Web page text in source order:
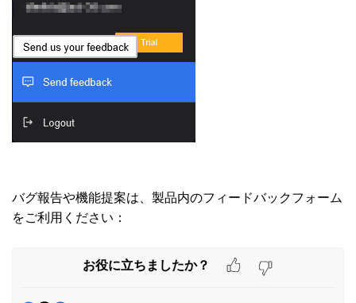
バグ報告や機能提案は、製品内のフィードバックフォーム
をご利用ください：
お役に立ちましたか？